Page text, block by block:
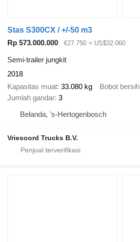
Stas S300CX / +/-50 m3
Rp 573.000.000
€27.750 ≈ US$32.060
Semi-trailer jungkit
2018
Kapasitas muat 33.080 kg Bobot bersih
Jumlah gandar 3
Belanda, 's-Hertogenbosch
Vriesoord Trucks B.V.